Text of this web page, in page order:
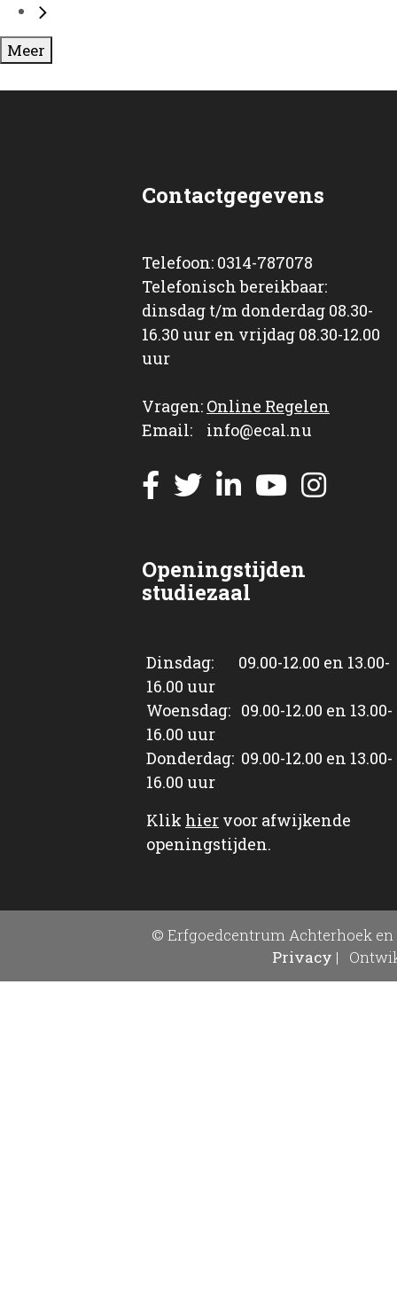
Meer
Contactgegevens
Telefoon: 0314-787078
Telefonisch bereikbaar:
dinsdag t/m donderdag 08.30-
16.30 uur en vrijdag 08.30-12.00
uur
Vragen: Online Regelen
Email: info@ecal.nu
Openingstijden
studiezaal
Dinsdag: 09.00-12.00 en 13.00-
16.00 uur
Woensdag: 09.00-12.00 en 13.00-
16.00 uur
Donderdag: 09.00-12.00 en 13.00-
16.00 uur
Klik hier voor afwijkende
openingstijden.
© Erfgoedcentrum Achterhoek en
Privacy |